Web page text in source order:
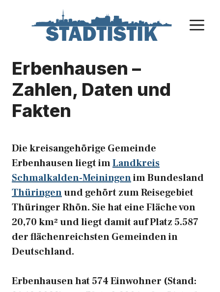
Erbenhausen –
Zahlen, Daten und
Fakten
Die kreisangehörige Gemeinde
Erbenhausen liegt imLandkreis
Schmalkalden-Meiningenim Bundesland
Thüringenund gehört zum Reisegebiet
Thüringer Rhön. Sie hat eine Fläche von
20,70 km² und liegt damit auf Platz 5.587
der flächenreichsten Gemeinden in
Deutschland.
Erbenhausen hat 574 Einwohner (Stand: